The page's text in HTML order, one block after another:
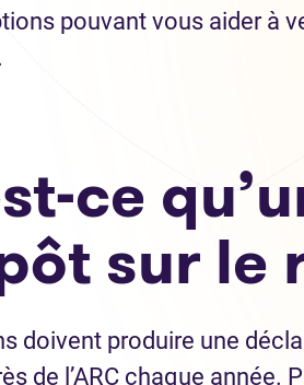
pouvant vous aider à
ce
sur le
doivent produire une
de l’ARC chaque année.